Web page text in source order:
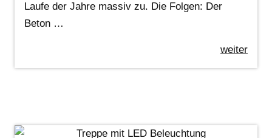
Laufe der Jahre massiv zu. Die Folgen: Der
Beton …
weiter